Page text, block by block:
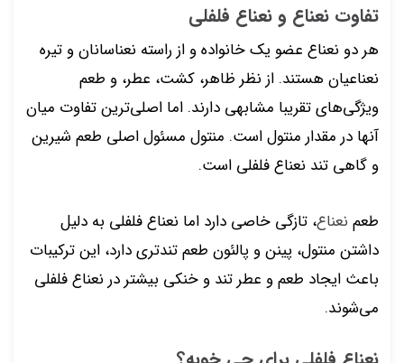
تفاوت نعناع و نعناع فلفلی
هر دو نعناع عضو یک خانواده و از راسته نعناسانان و تیره
نعناعیان هستند. از نظر ظاهر، کشت، عطر، و طعم
ویژگی‌های تقریبا مشابهی دارند. اما اصلی‌ترین تفاوت میان
آنها در مقدار منتول است. منتول مسئول اصلی طعم شیرین
و گاهی تند نعناع فلفلی است.
طعم نعناع، تازگی خاصی دارد اما نعناع فلفلی به دلیل
داشتن منتول، پینن و پالئون طعم تندتری دارد، این ترکیبات
باعث ایجاد طعم و عطر تند و خنکی بیشتر در نعناع فلفلی
می‌شوند.